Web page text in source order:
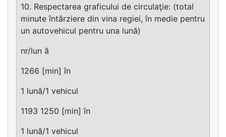
10. Respectarea graficului de circulaţie: (total
minute întârziere din vina regiei, în medie pentru
un autovehicul pentru una lună)
nr/lun ă
1266 [min] în
1 lună/1 vehicul
1193 1250 [min] în
1 lună/1 vehicul